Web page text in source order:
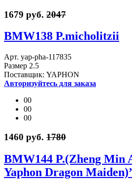
1679 руб. 2047
BMW138 P.micholitzii
Арт. yap-pha-117835
Размер 2.5
Поставщик: YAPHON
Авторизуйтесь для заказа
00
00
00
1460 руб. 1780
BMW144 P.(Zheng Min
Yaphon Dragon